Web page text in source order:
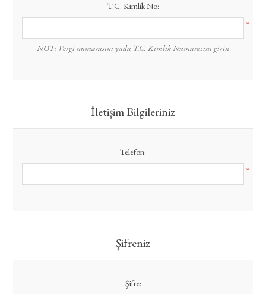
T.C. Kimlik No:
*
NOT: Vergi numarasını yada T.C. Kimlik Numarasını girin
İletişim Bilgileriniz
Telefon:
*
Şifreniz
Şifre: